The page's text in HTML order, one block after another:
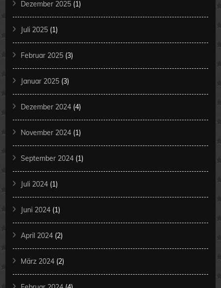
Dezember 2025 (1)
Juli 2025 (1)
Februar 2025 (3)
Januar 2025 (3)
Dezember 2024 (4)
November 2024 (1)
September 2024 (1)
Juli 2024 (1)
Juni 2024 (1)
April 2024 (2)
März 2024 (2)